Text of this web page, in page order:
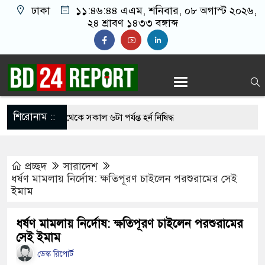
ঢাকা ১১:৪৬:৪৫ এএম, শনিবার, ০৮ অগাস্ট ২০২৬,
২৪ শ্রাবণ ১৪৩৩ বঙ্গাব্দ
শিরোনাম ::
রাত ৯টা থেকে সকাল ৬টা পর্যন্ত হর্ন নিষিদ্ধ
হলে প্রধানমন্ত্রী কঠোর ব্যবস্থা নিচ্ছেন: রুহুল কবির
রহমানকে আয়নাঘরে রাখা হয়েছিল: চিফ প্রসিকিউটর
প্রচ্ছদ
সারাদেশ
ধর্ষণ মামলায় নির্দোষ: ক্ষতিপূরণ চাইলেন পরশুরামের সেই
ইমাম
ধর্ষণ মামলায় নির্দোষ: ক্ষতিপূরণ চাইলেন পরশুরামের
সেই ইমাম
ডেস্ক রিপোর্ট